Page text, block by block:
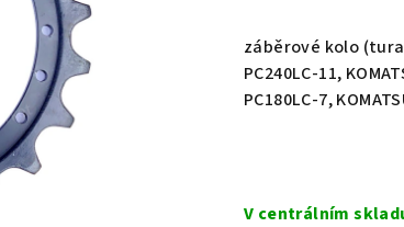
záběrové kolo
PC240LC-11,
PC180LC-7,
cena:
V centrálním